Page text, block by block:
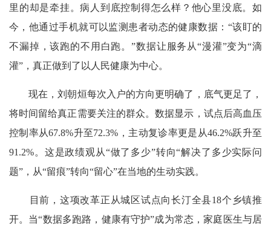
里的却是牵挂。病人到底控制得怎么样？他心里没底。如
今，他通过手机就可以监测患者动态的健康数据：“该盯的
不漏掉，该跑的不用白跑。”数据让服务从“漫灌”变为“滴
灌”，真正做到了以人民健康为中心。
现在，刘朝烜每次入户的方向更明确了，底气更足了，
将时间留给真正需要关注的群众。数据显示，试点后高血压
控制率从67.8%升至72.3%，主动复诊率更是从46.2%跃升至
91.2%。这是政绩观从“做了多少”转向“解决了多少实际问
题”，从“留痕”转向“留心”在当地的生动实践。
目前，这项改革正从城区试点向长汀全县18个乡镇推
开。当“数据多跑路，健康有守护”成为常态，家庭医生与居